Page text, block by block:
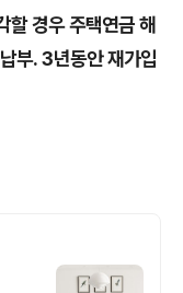
할 경우 주택연금 해
부. 3년동안 재가입